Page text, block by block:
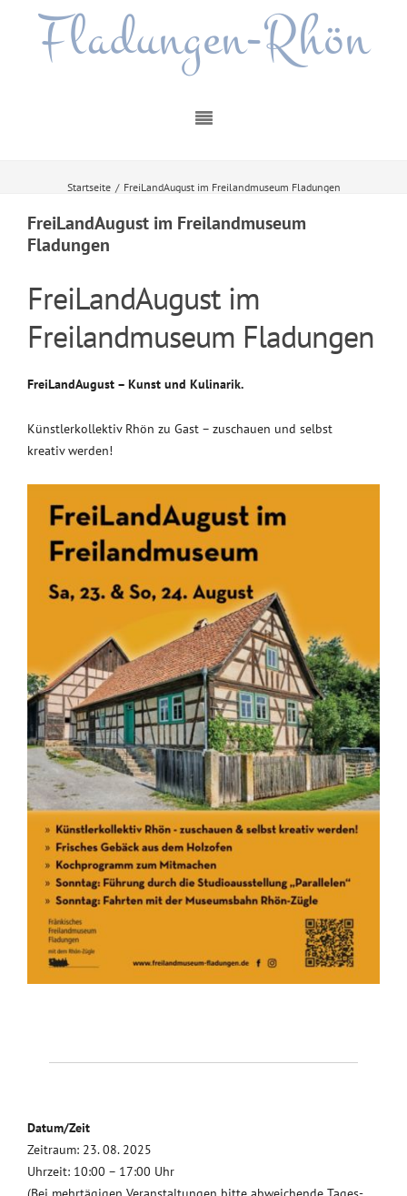
Fladungen-Rhön
Startseite / FreiLandAugust im Freilandmuseum Fladungen
FreiLandAugust im Freilandmuseum
Fladungen
FreiLandAugust im
Freilandmuseum Fladungen
FreiLandAugust – Kunst und Kulinarik.
Künstlerkollektiv Rhön zu Gast – zuschauen und selbst
kreativ werden!
Datum/Zeit
Zeitraum: 23. 08. 2025
Uhrzeit: 10:00 – 17:00 Uhr